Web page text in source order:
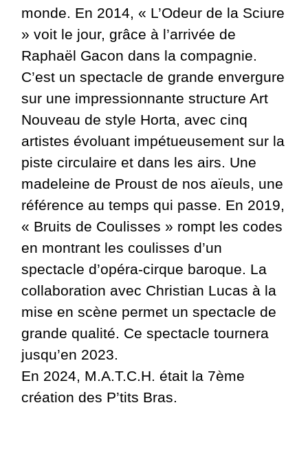
monde. En 2014, « L’Odeur de la Sciure
» voit le jour, grâce à l’arrivée de
Raphaël Gacon dans la compagnie.
C’est un spectacle de grande envergure
sur une impressionnante structure Art
Nouveau de style Horta, avec cinq
artistes évoluant impétueusement sur la
piste circulaire et dans les airs. Une
madeleine de Proust de nos aïeuls, une
référence au temps qui passe. En 2019,
« Bruits de Coulisses » rompt les codes
en montrant les coulisses d’un
spectacle d’opéra-cirque baroque. La
collaboration avec Christian Lucas à la
mise en scène permet un spectacle de
grande qualité. Ce spectacle tournera
jusqu’en 2023.
En 2024, M.A.T.C.H. était la 7ème
création des P’tits Bras.